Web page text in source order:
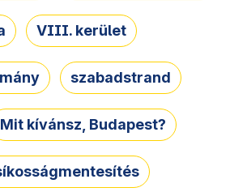
VIII. kerület
szabadstrand
Mit kívánsz, Budapest?